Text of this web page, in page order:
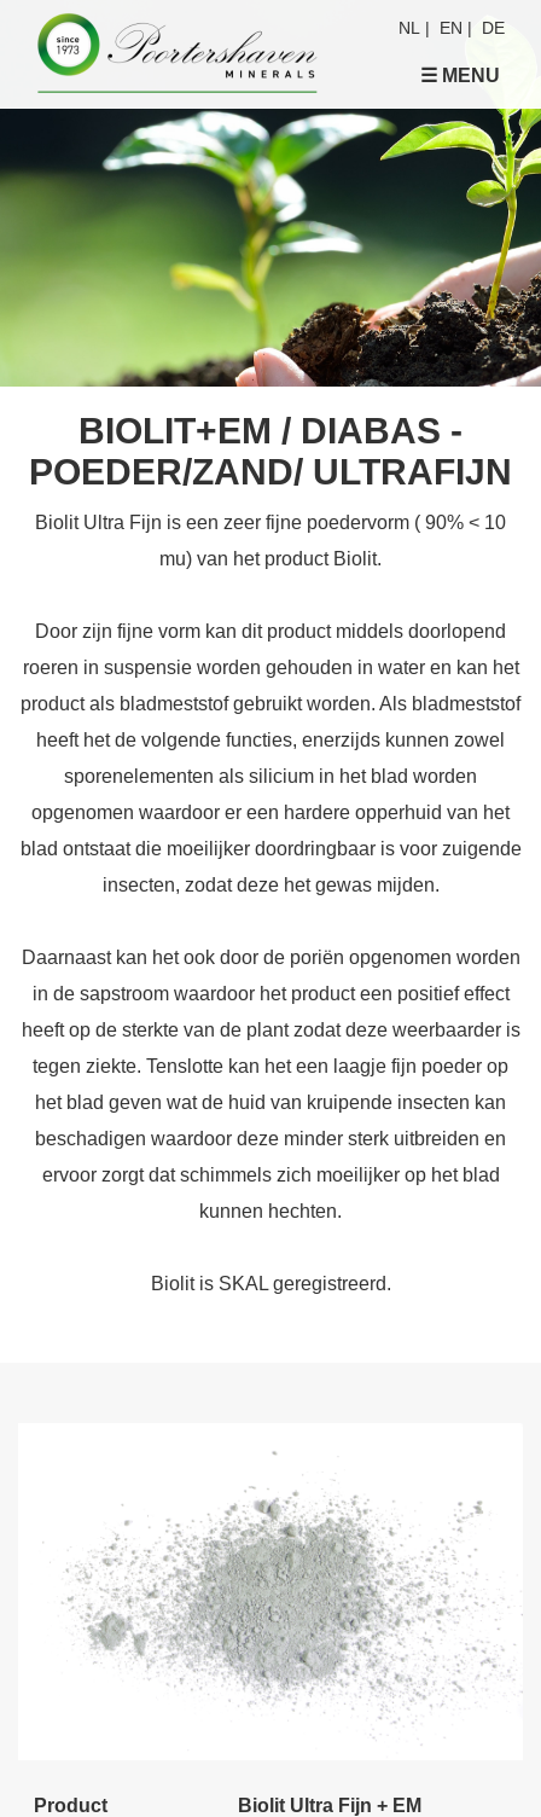
NL | EN | DE
☰ MENU
BIOLIT+EM / DIABAS -
POEDER/ZAND/ ULTRAFIJN
Biolit Ultra Fijn is een zeer fijne poedervorm ( 90% < 10
mu) van het product Biolit.
Door zijn fijne vorm kan dit product middels doorlopend
roeren in suspensie worden gehouden in water en kan het
product als bladmeststof gebruikt worden. Als bladmeststof
heeft het de volgende functies, enerzijds kunnen zowel
sporenelementen als silicium in het blad worden
opgenomen waardoor er een hardere opperhuid van het
blad ontstaat die moeilijker doordringbaar is voor zuigende
insecten, zodat deze het gewas mijden.
Daarnaast kan het ook door de poriën opgenomen worden
in de sapstroom waardoor het product een positief effect
heeft op de sterkte van de plant zodat deze weerbaarder is
tegen ziekte. Tenslotte kan het een laagje fijn poeder op
het blad geven wat de huid van kruipende insecten kan
beschadigen waardoor deze minder sterk uitbreiden en
ervoor zorgt dat schimmels zich moeilijker op het blad
kunnen hechten.
Biolit is SKAL geregistreerd.
Product
Biolit Ultra Fijn + EM